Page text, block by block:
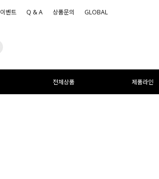
이벤트 Q & A 상품문의 GLOBAL
전체상품 제품라인